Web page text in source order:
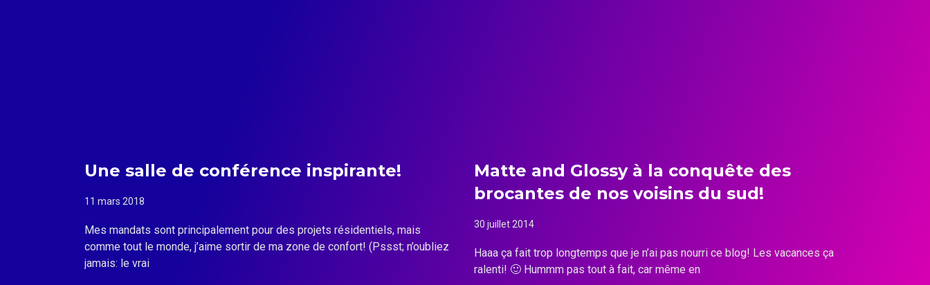
Une salle de conférence inspirante!
11 mars 2018
Mes mandats sont principalement pour des projets résidentiels, mais
comme tout le monde, j’aime sortir de ma zone de confort! (Pssst; n’oubliez
jamais: le vrai
Matte and Glossy à la conquête des
brocantes de nos voisins du sud!
30 juillet 2014
Haaa ça fait trop longtemps que je n’ai pas nourri ce blog! Les vacances ça
ralenti! 🙂 Hummm pas tout à fait, car même en